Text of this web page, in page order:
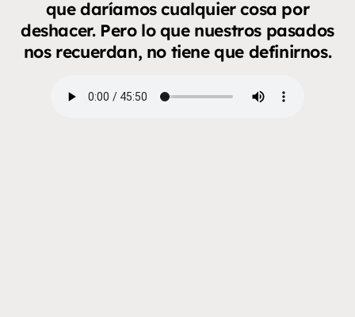
que daríamos cualquier cosa por
deshacer. Pero lo que nuestros pasados
nos recuerdan, no tiene que definirnos.